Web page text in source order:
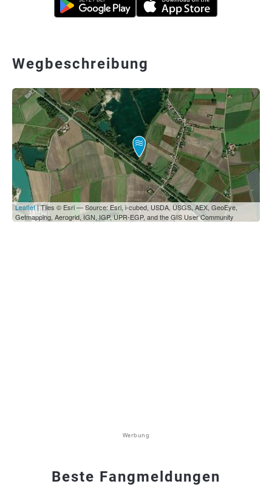
Wegbeschreibung
Leaflet| Tiles © Esri — Source: Esri, i-cubed, USDA, USGS, AEX, GeoEye,
Getmapping, Aerogrid, IGN, IGP, UPR-EGP, and the GIS User Community
Werbung
Beste Fangmeldungen